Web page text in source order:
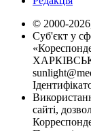
© 2000-
Суб'єкт у
сайті,